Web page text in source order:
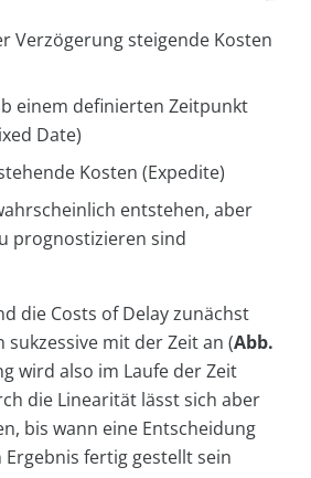
Verzögerung steigende Kosten
einem definierten Zeitpunkt
Date)
Kosten (Expedite)
entstehen, aber
prognostizieren sind
die Costs of Delay zunächst
sukzessive mit der Zeit an (Abb.
wird also im Laufe der Zeit
die Linearität lässt sich aber
bis wann eine Entscheidung
fertig gestellt sein